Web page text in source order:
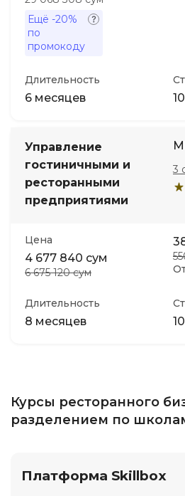
Ещё -20%
по
промокоду
Длительность
6 месяцев
Управление
гостиничными и
ресторанными
предприятиями
3
Цена
4 677 840 сум
6 675 120 сум
Длительность
8 месяцев
Курсы ресторанного
разделением по
Платформа Skillbox